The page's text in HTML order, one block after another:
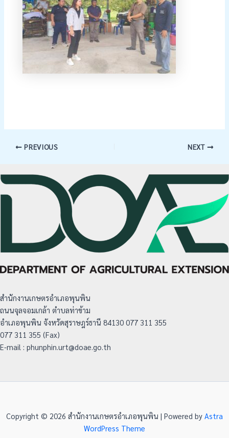
PREVIOUS NEXT
สำนักงานเกษตรอำเภอพุนพิน
ถนนจุลจอมเกล้า ตำบลท่าข้าม
อำเภอพุนพิน จังหวัดสุราษฎร์ธานี 84130 077 311 355
077 311 355 (Fax)
E-mail : phunphin.urt@doae.go.th
Copyright © 2026 สำนักงานเกษตรอำเภอพุนพิน | Powered by Astra
WordPress Theme